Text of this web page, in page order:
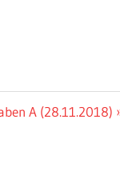
A (28.11.2018)